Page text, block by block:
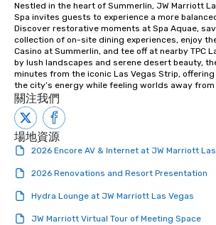
Nestled in the heart of Summerlin, JW Marriott
Spa invites guests to experience a more
Discover restorative moments at Spa Aquae,
collection of on-site dining experiences, enjoy
Casino at Summerlin, and tee off at nearby TPC
by lush landscapes and serene desert beauty,
minutes from the iconic Las Vegas Strip,
the city’s energy while feeling worlds away
關注我們
場地資源
2026 Encore AV & Internet at JW Marriott
2026 Renovations and Resort Presentation
Hydra Lounge at JW Marriott Las Vegas
JW Marriott Virtual Tour of Meeting Space